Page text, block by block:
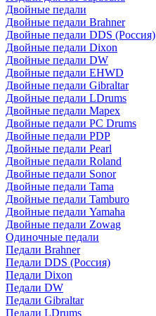
Двойные педали
Двойные педали Brahner
Двойные педали DDS (Россия)
Двойные педали Dixon
Двойные педали DW
Двойные педали EHWD
Двойные педали Gibraltar
Двойные педали LDrums
Двойные педали Mapex
Двойные педали PC Drums
Двойные педали PDP
Двойные педали Pearl
Двойные педали Roland
Двойные педали Sonor
Двойные педали Tama
Двойные педали Tamburo
Двойные педали Yamaha
Двойные педали Zowag
Одиночные педали
Педали Brahner
Педали DDS (Россия)
Педали Dixon
Педали DW
Педали Gibraltar
Педали LDrums